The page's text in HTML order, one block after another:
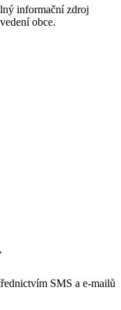
informační zdroj
obce.
SMS a e-mailů